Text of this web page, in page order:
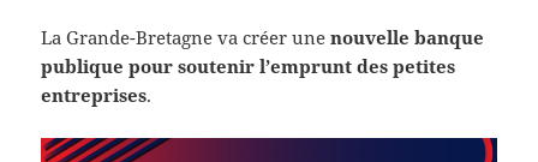
La Grande-Bretagne va créer une nouvelle banque
publique pour soutenir l’emprunt des petites
entreprises.